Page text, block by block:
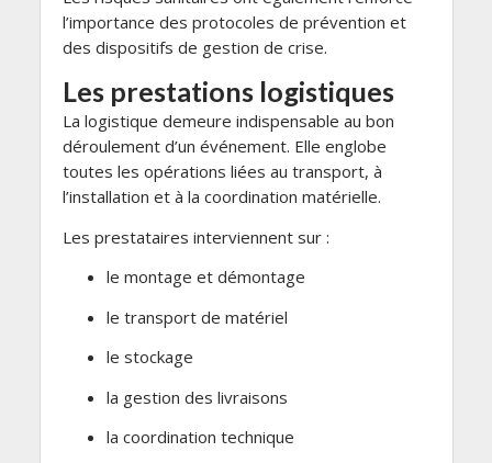
l’importance des protocoles de prévention et
des dispositifs de gestion de crise.
Les prestations logistiques
La logistique demeure indispensable au bon
déroulement d’un événement. Elle englobe
toutes les opérations liées au transport, à
l’installation et à la coordination matérielle.
Les prestataires interviennent sur :
le montage et démontage
le transport de matériel
le stockage
la gestion des livraisons
la coordination technique